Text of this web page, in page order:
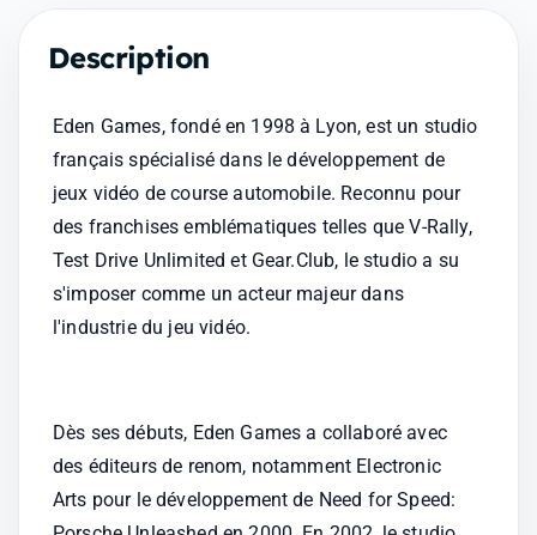
Description
Eden Games, fondé en 1998 à Lyon, est un studio
français spécialisé dans le développement de
jeux vidéo de course automobile. Reconnu pour
des franchises emblématiques telles que V-Rally,
Test Drive Unlimited et Gear.Club, le studio a su
s'imposer comme un acteur majeur dans
l'industrie du jeu vidéo.
Dès ses débuts, Eden Games a collaboré avec
des éditeurs de renom, notamment Electronic
Arts pour le développement de Need for Speed: